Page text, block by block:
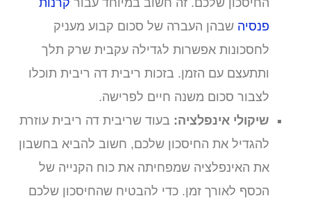
פנסיהשבהן העברה של סכום קבוע מעניק
לחסכונות אפשרות לגדילה עקבית שרק תלך
ותתעצם עם הזמן. בזכות ריבית דה ריבית תוכלו
לצבור סכום משנה חיים לפרישה.
שיקולי אינפלציה:בעוד שריבית דה ריבית עוזרת
להגדיל את החיסכון שלכם, חשוב להביא בחשבון
את האינפלציה שמפחיתה את כוח הקנייה של
הכסף לאורך זמן. כדי להבטיח שהחיסכון שלכם